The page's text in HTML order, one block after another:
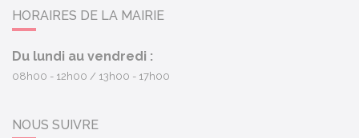
HORAIRES DE LA MAIRIE
Du lundi au vendredi :
08h00 - 12h00 13h00 - 17h00
NOUS SUIVRE